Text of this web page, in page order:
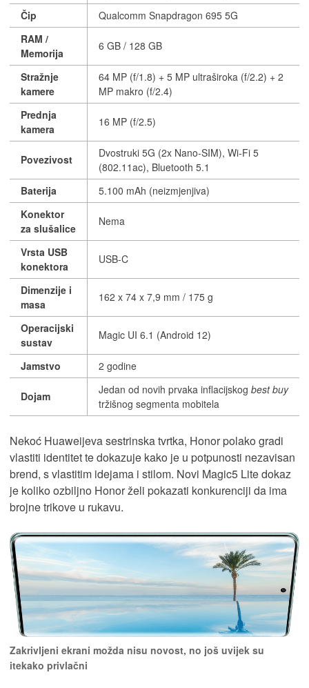
Čip
Qualcomm Snapdragon 695 5G
RAM /
Memorija
6 GB / 128 GB
Stražnje
kamere
64 MP (f/1.8) + 5 MP ultraširoka (f/2.2) + 2
MP makro (f/2.4)
Prednja
kamera
16 MP (f/2.5)
Povezivost
Dvostruki 5G (2x Nano-SIM), Wi-Fi 5
(802.11ac), Bluetooth 5.1
Baterija
5.100 mAh (neizmjenjiva)
Konektor
za slušalice
Nema
Vrsta USB
konektora
USB-C
Dimenzije i
masa
162 x 74 x 7,9 mm / 175 g
Operacijski
sustav
Magic UI 6.1 (Android 12)
Jamstvo 2 godine
Dojam Jedan od novih prvaka inflacijskog best buy
tržišnog segmenta mobitela
Nekoć Huaweijeva sestrinska tvrtka, Honor polako gradi
vlastiti identitet te dokazuje kako je u potpunosti nezavisan
brend, s vlastitim idejama i stilom. Novi Magic5 Lite dokaz
je koliko ozbiljno Honor želi pokazati konkurenciji da ima
brojne trikove u rukavu.
Zakrivljeni ekrani možda nisu novost, no još uvijek su
itekako privlačni